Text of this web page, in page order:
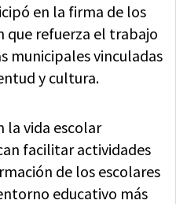
en la firma de los
que refuerza el trabajo
municipales vinculadas
y cultura.
la vida escolar
facilitar actividades
de los escolares
educativo más